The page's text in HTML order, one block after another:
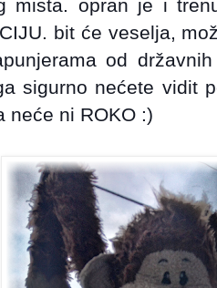
mista. opran je i
bit će veselja,
od
sigurno nećete vidit
neće ni ROKO :)